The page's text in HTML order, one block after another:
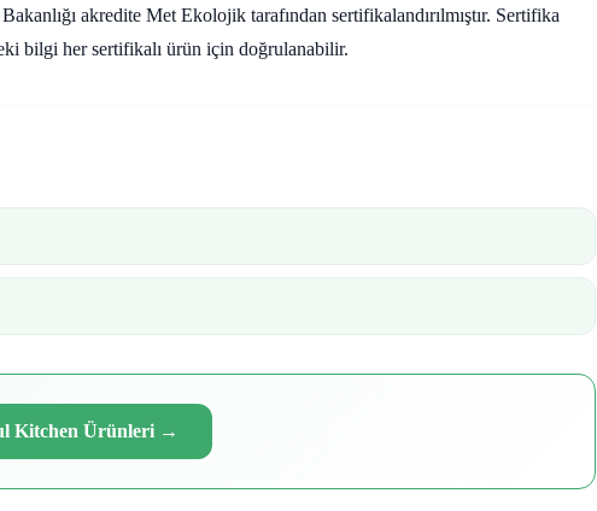
akredite Met Ekolojik tarafından sertifikalandırılmıştır. Sertifika
bilgi her sertifikalı ürün için doğrulanabilir.
Kitchen Ürünleri →